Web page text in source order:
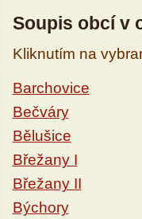
Soupis obcí v
Kliknutím na
Barchovice
Bečváry
Bělušice
Břežany I
Břežany II
Býchory